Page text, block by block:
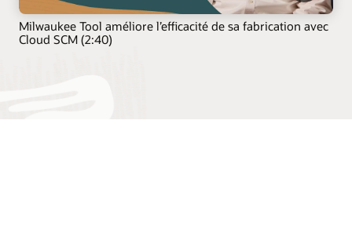
Milwaukee Tool améliore l’efficacité de sa fabrication avec
Cloud SCM (2:40)